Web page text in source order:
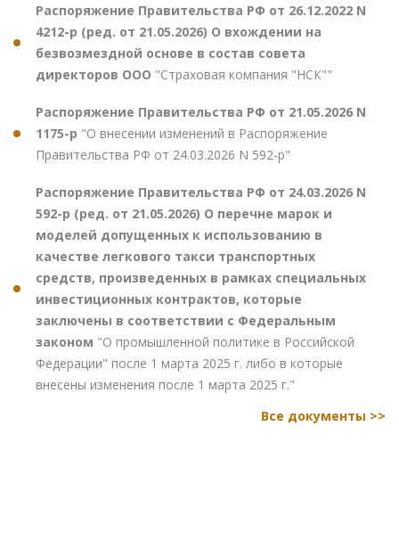
Распоряжение Правительства РФ от 26.12.2022 N
4212-р (ред. от 21.05.2026) О вхождении на
безвозмездной основе в состав совета
директоров ООО "Страховая компания "НСК""
Распоряжение Правительства РФ от 21.05.2026 N
1175-р "О внесении изменений в Распоряжение
Правительства РФ от 24.03.2026 N 592-р"
Распоряжение Правительства РФ от 24.03.2026 N
592-р (ред. от 21.05.2026) О перечне марок и
моделей допущенных к использованию в
качестве легкового такси транспортных
средств, произведенных в рамках специальных
инвестиционных контрактов, которые
заключены в соответствии с Федеральным
законом "О промышленной политике в Российской
Федерации" после 1 марта 2025 г. либо в которые
внесены изменения после 1 марта 2025 г."
Все документы >>